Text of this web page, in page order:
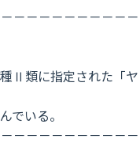
－－－－－－－－－－
Ⅱ類に指定された「ヤ
いる。
－－－－－－－－－－